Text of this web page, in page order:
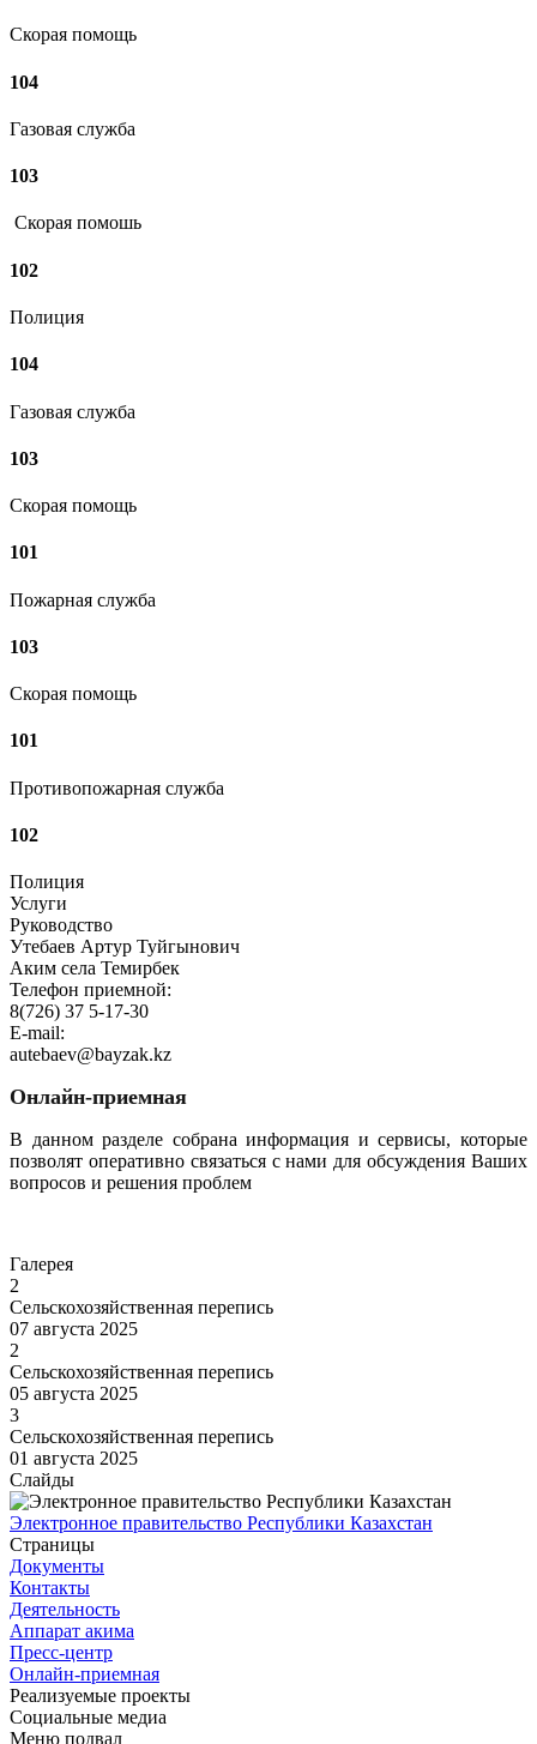
Скорая помощь
104
Газовая служба
103
Скорая помошь
102
Полиция
104
Газовая служба
103
Скорая помощь
101
Пожарная служба
103
Скорая помощь
101
Противопожарная служба
102
Полиция
Услуги
Руководство
Утебаев Артур Туйгынович
Аким села Темирбек
Телефон приемной:
8(726) 37 5-17-30
E-mail:
autebaev@bayzak.kz
Онлайн-приемная
В данном разделе собрана информация и сервисы, которые
позволят оперативно связаться с нами для обсуждения Ваших
вопросов и решения проблем
Галерея
2
Сельскохозяйственная перепись
07 августа 2025
2
Сельскохозяйственная перепись
05 августа 2025
3
Сельскохозяйственная перепись
01 августа 2025
Слайды
Электронное правительство Республики Казахстан
Страницы
Документы
Контакты
Деятельность
Аппарат акима
Пресс-центр
Онлайн-приемная
Реализуемые проекты
Социальные медиа
Меню подвал